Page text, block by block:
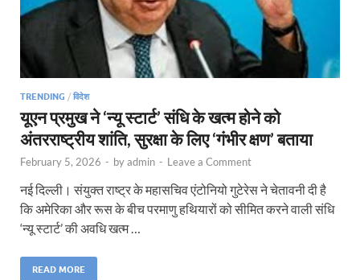
TRENDING / विदेश
यूएन प्रमुख ने ‘न्यू स्टार्ट’ संधि के खत्म होने को
अंतरराष्ट्रीय शांति, सुरक्षा के लिए ‘गंभीर क्षण’ बताया
February 5, 2026 - byadmin - Leave a Comment
नई दिल्ली। संयुक्त राष्ट्र के महासचिव एंटोनियो गुटेरेस ने चेतावनी दी है
कि अमेरिका और रूस के बीच परमाणु हथियारों को सीमित करने वाली संधि
‘न्यू स्टार्ट’ की अवधि खत्म …
READ MORE